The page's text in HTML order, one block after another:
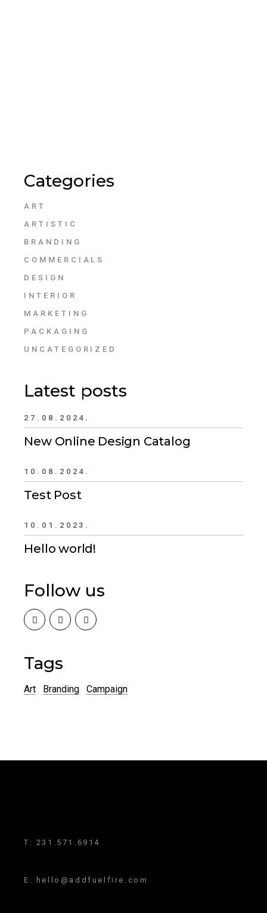
Categories
ART
ARTISTIC
BRANDING
COMMERCIALS
DESIGN
INTERIOR
MARKETING
PACKAGING
UNCATEGORIZED
Latest posts
27.08.2024.
New Online Design Catalog
10.08.2024.
Test Post
10.01.2023.
Hello world!
Follow us
Tags
Art Branding Campaign
T: 231.571.6914
E: hello@addfuelfire.com